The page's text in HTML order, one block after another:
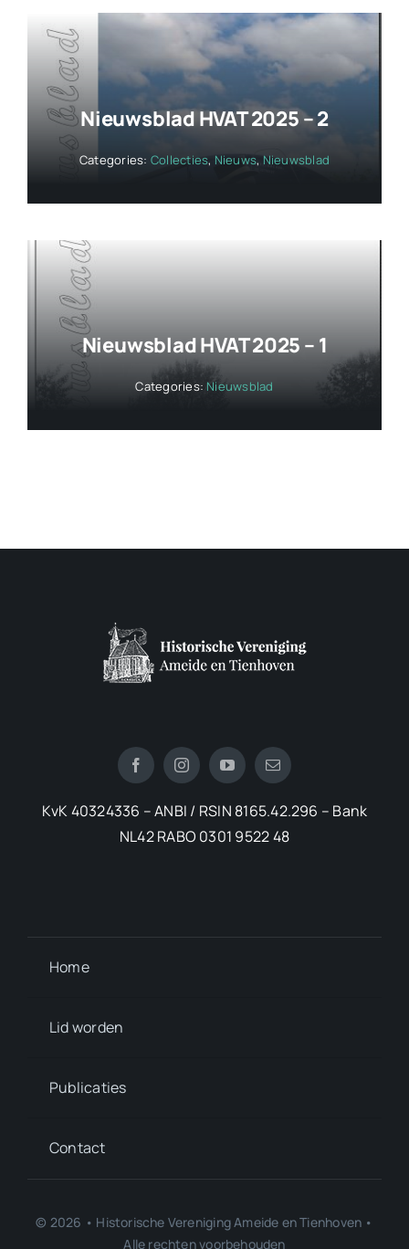
Nieuwsblad HVAT 2025 – 2
Categories: Collecties, Nieuws,Nieuwsblad
Nieuwsblad HVAT 2025 – 1
Categories:Nieuwsblad
KvK 40324336 – ANBI / RSIN 8165.42.296 – Bank
NL42 RABO 0301 9522 48
Home
Lid worden
Publicaties
Contact
© 2026 • Historische Vereniging Ameide en Tienhoven •
Alle rechten voorbehouden